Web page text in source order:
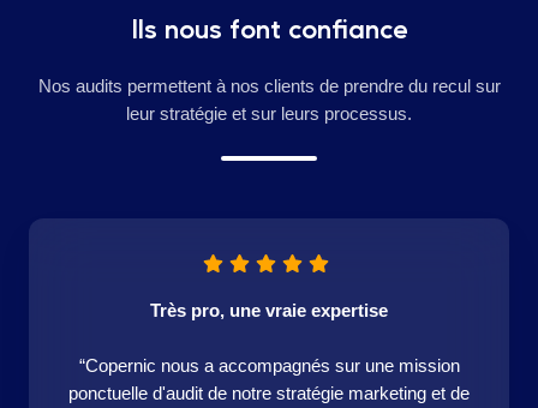
Ils nous font confiance
Nos audits permettent à nos clients de prendre du recul sur
leur stratégie et sur leurs processus.
Très pro, une vraie expertise
“Copernic nous a accompagnés sur une mission
ponctuelle d'audit de notre stratégie marketing et de